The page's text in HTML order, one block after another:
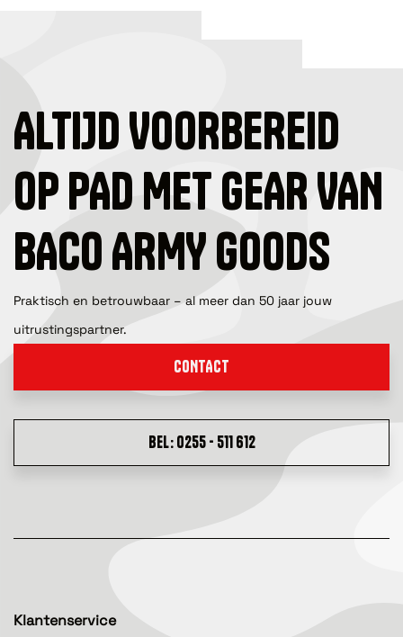
ALTIJD VOORBEREID
OP PAD MET GEAR VAN
BACO ARMY GOODS
Praktisch en betrouwbaar – al meer dan 50 jaar jouw
uitrustingspartner.
CONTACT
BEL: 0255 - 511 612
Klantenservice